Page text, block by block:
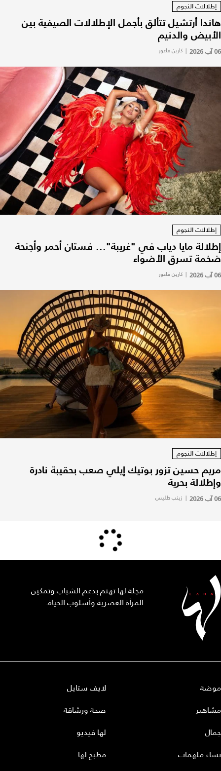
إطلالات النجوم
هاندا أرتشيل تتألق بأجمل الإطلالات الصيفية بين
الأبيض والدنيم
06 آب 2026 | كارين فاعور
إطلالات النجوم
إطلالة مايا دياب في "غريبة"... فستان أحمر وأجنحة
ضخمة تسرق الأضواء
06 آب 2026 | كارين فاعور
إطلالات النجوم
مريم حسين تزور بوتيك إيلي صعب بحقيبة نادرة
وإطلالة بحرية
06 آب 2026 | زينب طليس
مجلة لها تهتم بدعم الشباب وتمكين
المرأة العصرية وأسلوب الحياة.
موضة
مشاهير
جمال
نساء ملهمات
لايف ستايل
صحة ورشاقة
لها فيديو
مطبخ لها